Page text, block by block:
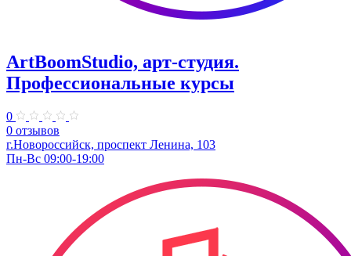
ArtBoomStudio, арт-студия.
Профессиональные курсы
0
0 отзывов
г.Новороссийск, проспект Ленина, 103
Пн-Вс 09:00-19:00